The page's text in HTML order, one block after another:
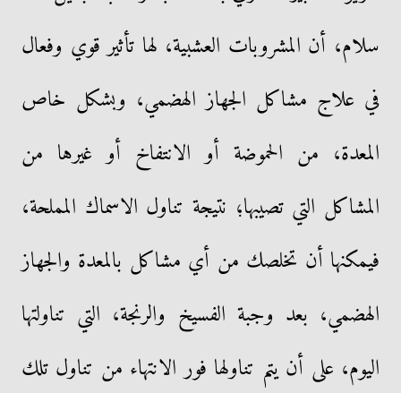
سلام، أن المشروبات العشبية، لها تأثير قوي وفعال
في علاج مشاكل الجهاز الهضمي، وبشكل خاص
المعدة، من الحموضة أو الانتفاخ أو غيرها من
المشاكل التي تصيبها؛ نتيجة تناول الاسماك المملحة،
فيمكنها أن تخلصك من أي مشاكل بالمعدة والجهاز
الهضمي، بعد وجبة الفسيخ والرنجة، التي تناولتها
اليوم، على أن يتم تناولها فور الانتهاء من تناول تلك